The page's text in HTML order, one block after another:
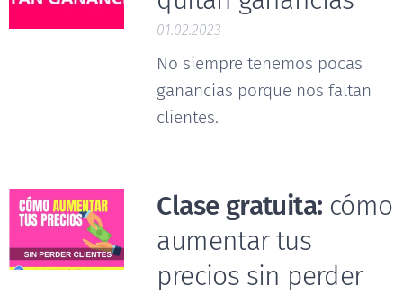
01.02.2023
No siempre tenemos pocas
ganancias porque nos faltan
clientes.
Clase gratuita: cómo
aumentar tus
precios sin perder